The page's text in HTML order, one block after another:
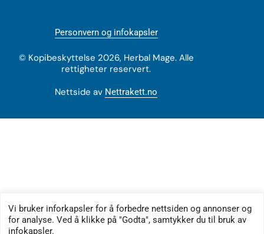
Vi bruker inforkapsler for å forbedre nettsiden og annonser og
for analyse. Ved å klikke på "Godta", samtykker du til bruk av
infokapsler.
Personvern og infokapsler
© Kopibeskyttelse 2026, Herbal Mage. Alle
rettigheter reservert.
Nettside av Nettrakett.no